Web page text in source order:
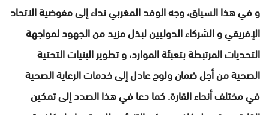
و في هذا السياق، وجه الوفد المغربي نداء إلى مفوضية الاتحاد
الإفريقي و الشركاء الدوليين لبذل مزيد من الجهود لمواجهة
التحديات المرتبطة بتعبئة الموارد، و تطوير البنيات التحتية
الصحية من أجل ضمان ولوج عادل إلى خدمات الرعاية الصحية
في مختلف أنحاء القارة. كما دعا في هذا الصدد إلى تمكين